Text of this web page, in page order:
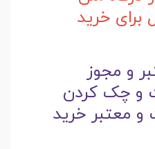
برای خرید
و مجوز
و چک کردن
و معتبر خرید